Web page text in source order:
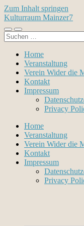
Zum Inhalt springen
Kulturraum Mainzer7
Mobile-
Menü
Suchfeld
ein-/ausblenden
Suchen
nach:
Home
Veranstaltung
Verein Wider die
Kontakt
Impressum
Privacy
Home
Veranstaltung
Verein Wider die
Kontakt
Impressum
Privacy